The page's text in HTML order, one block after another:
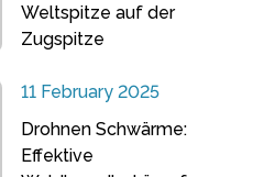
Weltspitze auf der
Zugspitze
11 February 2025
Drohnen Schwärme:
Effektive